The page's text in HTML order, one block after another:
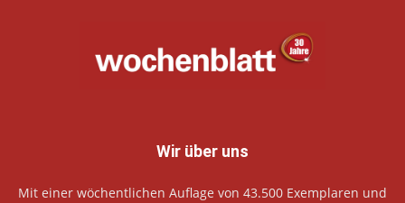
Wir über uns
Mit einer wöchentlichen Auflage von 43.500 Exemplaren und